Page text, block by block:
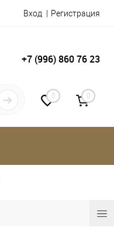
Вход Регистрация
+7 (996) 860 76 23
0 0